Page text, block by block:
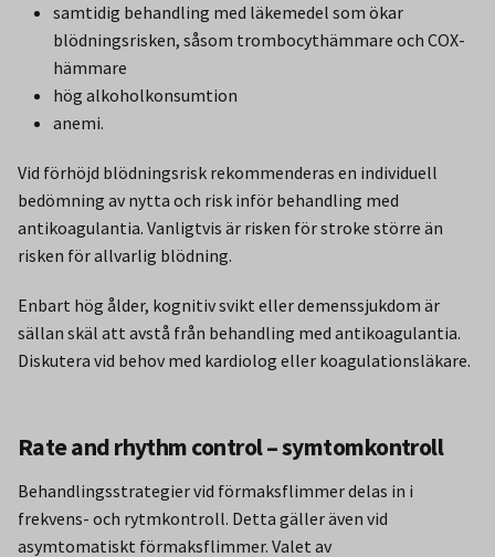
samtidig behandling med läkemedel som ökar
blödningsrisken, såsom trombocythämmare och COX-
hämmare
hög alkoholkonsumtion
anemi.
Vid förhöjd blödningsrisk rekommenderas en individuell
bedömning av nytta och risk inför behandling med
antikoagulantia. Vanligtvis är risken för stroke större än
risken för allvarlig blödning.
Enbart hög ålder, kognitiv svikt eller demenssjukdom är
sällan skäl att avstå från behandling med antikoagulantia.
Diskutera vid behov med kardiolog eller koagulationsläkare.
Rate and rhythm control – symtomkontroll
Behandlingsstrategier vid förmaksflimmer delas in i
frekvens- och rytmkontroll. Detta gäller även vid
asymtomatiskt förmaksflimmer. Valet av